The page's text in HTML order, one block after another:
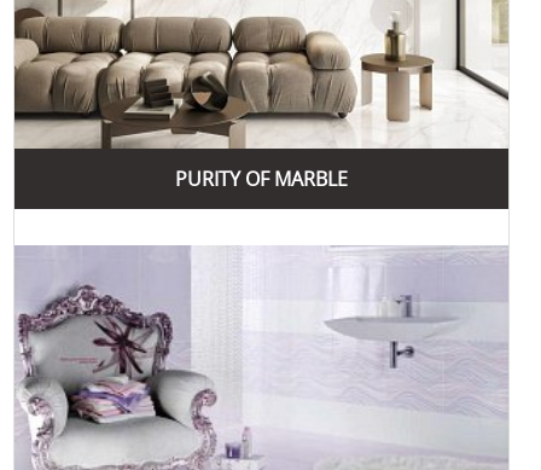
задовольнити найвибагливіші смаки.
Стильний дизайн та увага до деталей, що робить
продукцію ідеальною для сучасних інтер'єрів.
Популярні стилі, які використовує Supergres, включають
класичний, сучасний та мінімалістичний. Класичний стиль
відрізняється елегантністю та використанням традиційних
мотивів, таких як мармур та деревина. Сучасний стиль
Мінімалістичний стиль характеризується простотою та
гармонії.
Серед популярних колекцій бренду Supergres можна
виділити наступні:
Purity- колекція, що вражає своїм елегантним
дизайном та використанням натуральних матеріалів,
таких як мармур.
PURITY OF MARBLE